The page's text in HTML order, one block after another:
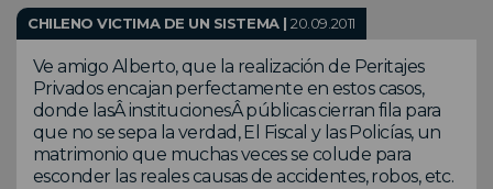
CHILENO VICTIMA DE UN SISTEMA |20.09.2011
Ve amigo Alberto, que la realización de Peritajes
Privados encajan perfectamente en estos casos,
donde lasÂ institucionesÂ públicas cierran fila para
que no se sepa la verdad, El Fiscal y las Policías, un
matrimonio que muchas veces se colude para
esconder las reales causas de accidentes, robos, etc.